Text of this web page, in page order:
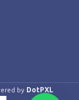
by DotPXL